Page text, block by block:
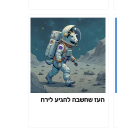
העז שחשבה להגיע לירח